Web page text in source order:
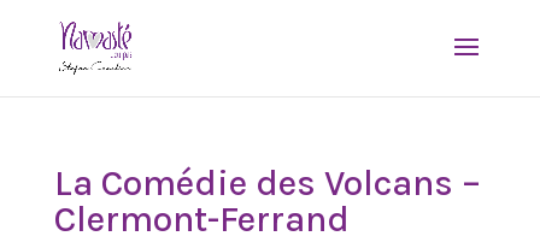
La Comédie des Volcans –
Clermont-Ferrand